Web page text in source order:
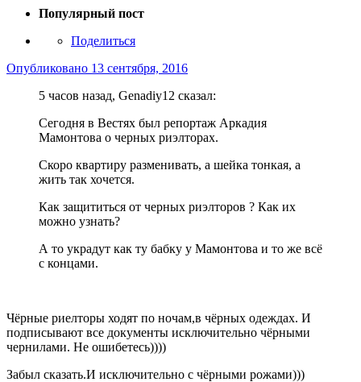
Популярный пост
Поделиться
Опубликовано 13 сентября, 2016
5 часов назад, Genadiy12 сказал:
Сегодня в Вестях был репортаж Аркадия
Мамонтова о черных риэлторах.
Скоро квартиру разменивать, а шейка тонкая, а
жить так хочется.
Как защититься от черных риэлторов ? Как их
можно узнать?
А то украдут как ту бабку у Мамонтова и то же всё
с концами.
Чёрные риелторы ходят по ночам,в чёрных одеждах. И
подписывают все документы исключительно чёрными
чернилами. Не ошибетесь))))
Забыл сказать.И исключительно с чёрными рожами)))